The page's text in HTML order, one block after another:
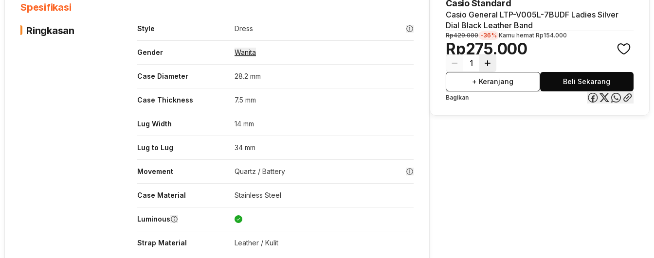
Spesifikasi
Ringkasan
Style Dress
Gender Wanita
Case Diameter 28.2 mm
Case Thickness 7.5 mm
Lug Width 14 mm
Lug to Lug 34 mm
Movement Quartz / Battery
Case Material Stainless Steel
Luminous
Strap Material Leather / Kulit
Casio Standard
Casio General LTP-V005L-7BUDF Ladies Silver
Dial Black Leather Band
Rp275.000
Rp429.000 -36% Kamu hemat Rp154.000
1
+ Keranjang Beli Sekarang
Bagikan